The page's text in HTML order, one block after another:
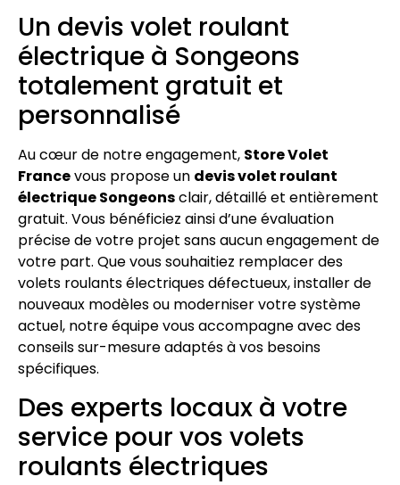
Un devis volet roulant
électrique à Songeons
totalement gratuit et
personnalisé
Au cœur de notre engagement, Store Volet
Francevous propose un devis volet roulant
électrique Songeonsclair, détaillé et entièrement
gratuit. Vous bénéficiez ainsi d’une évaluation
précise de votre projet sans aucun engagement de
votre part. Que vous souhaitiez remplacer des
volets roulants électriques défectueux, installer de
nouveaux modèles ou moderniser votre système
actuel, notre équipe vous accompagne avec des
conseils sur-mesure adaptés à vos besoins
spécifiques.
Des experts locaux à votre
service pour vos volets
roulants électriques